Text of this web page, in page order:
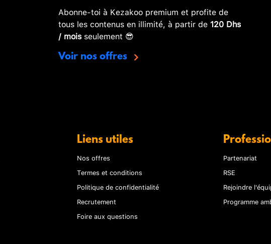
Abonne-toi à Kezakoo premium et profite de
tous les contenus en illimité, à partir de 120 Dhs
/ moisseulement 😎
Voir nos offres
Liens utiles
Nos offres
Termes et conditions
Politique de confidentialité
Recrutement
Foire aux questions
Partenariat
RSE
Rejoindre
Programme